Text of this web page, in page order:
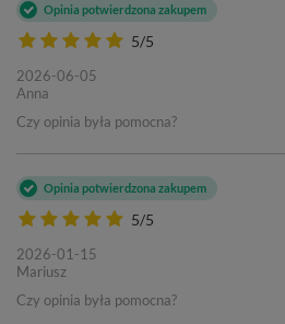
5/5
Opinia potwierdzona zakupem
2026-06-05
Anna
Czy opinia była pomocna?
5/5
Opinia potwierdzona zakupem
2026-01-15
Mariusz
Czy opinia była pomocna?